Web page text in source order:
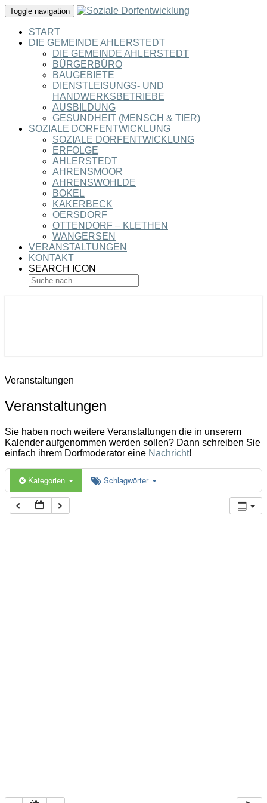
Toggle navigation
START
DIE GEMEINDE AHLERSTEDT
DIE GEMEINDE AHLERSTEDT
BÜRGERBÜRO
BAUGEBIETE
DIENSTLEISUNGS- UND
HANDWERKSBETRIEBE
AUSBILDUNG
GESUNDHEIT (MENSCH & TIER)
SOZIALE DORFENTWICKLUNG
SOZIALE DORFENTWICKLUNG
ERFOLGE
AHLERSTEDT
AHRENSMOOR
AHRENSWOHLDE
BOKEL
KAKERBECK
OERSDORF
OTTENDORF – KLETHEN
WANGERSEN
VERANSTALTUNGEN
KONTAKT
SEARCH ICON
Veranstaltungen
Veranstaltungen
Sie haben noch weitere Veranstaltungen die in unserem
Kalender aufgenommen werden sollen? Dann schreiben Sie
einfach ihrem Dorfmoderator eine Nachricht!
Kategorien Schlagwörter